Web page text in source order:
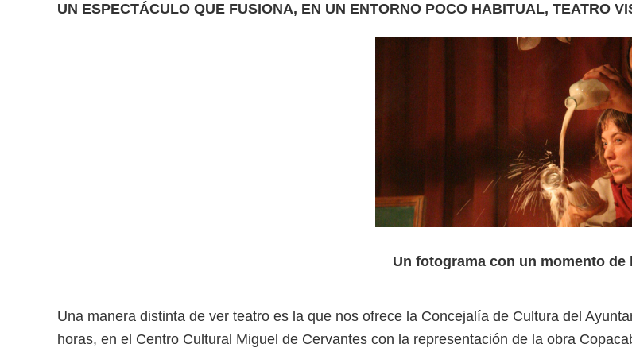
UN ESPECTÁCULO QUE FUSIONA, EN UN ENTORNO POCO HABITUAL, TEATRO
Un fotograma con un momento de
Una manera distinta de ver teatro es la que nos ofrece la Concejalía de Cultura del
horas, en el Centro Cultural Miguel de Cervantes con la representación de la obra